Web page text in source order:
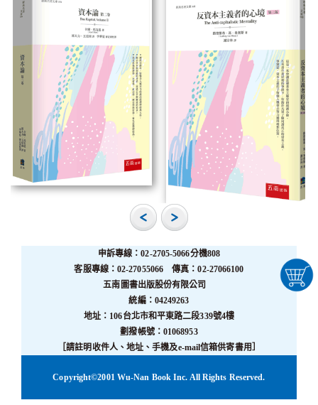
申訴專線：02-2705-5066分機808
客服專線：02-27055066 傳真：02-27066100
五南圖書出版股份有限公司
統編：04249263
地址：106台北市和平東路二段339號4樓
劃撥帳號：01068953
［請註明收件人、地址、手機及e-mail信箱供寄書用］
Copyright©2001 Wu-Nan Book Inc. All Rights Reserved.